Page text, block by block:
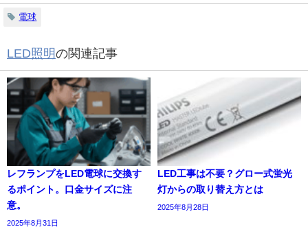
電球
LED照明の関連記事
レフランプをLED電球に交換す
るポイント。口金サイズに注
意。
2025年8月31日
LED工事は不要？グロー式蛍光
灯からの取り替え方とは
2025年8月28日